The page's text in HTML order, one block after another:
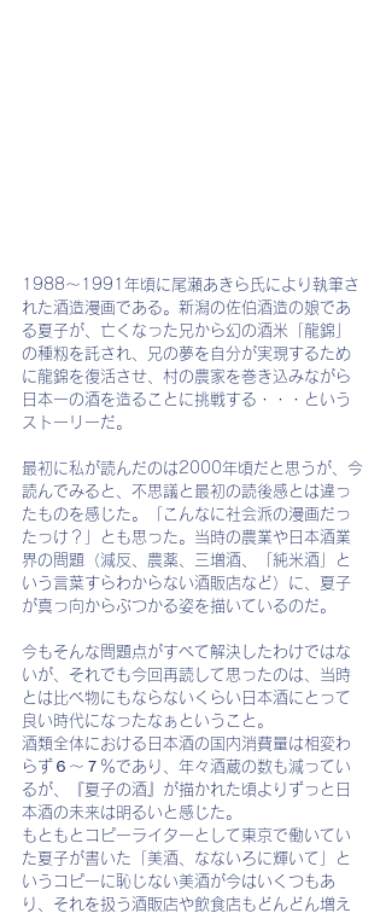
1988～1991年頃に尾瀬あきら氏により執筆さ
れた酒造漫画である。新潟の佐伯酒造の娘であ
る夏子が、亡くなった兄から幻の酒米「龍錦」
の種籾を託され、兄の夢を自分が実現するため
に龍錦を復活させ、村の農家を巻き込みながら
日本一の酒を造ることに挑戦する・・・という
ストーリーだ。
最初に私が読んだのは2000年頃だと思うが、今
読んでみると、不思議と最初の読後感とは違っ
たものを感じた。「こんなに社会派の漫画だっ
たっけ？」とも思った。当時の農業や日本酒業
界の問題（減反、農薬、三増酒、「純米酒」と
いう言葉すらわからない酒販店など）に、夏子
が真っ向からぶつかる姿を描いているのだ。
今もそんな問題点がすべて解決したわけではな
いが、それでも今回再読して思ったのは、当時
とは比べ物にもならないくらい日本酒にとって
良い時代になったなぁということ。
酒類全体における日本酒の国内消費量は相変わ
らず６～７％であり、年々酒蔵の数も減ってい
るが、『夏子の酒』が描かれた頃よりずっと日
本酒の未来は明るいと感じた。
もともとコピーライターとして東京で働いてい
た夏子が書いた「美酒、なないろに輝いて」と
いうコピーに恥じない美酒が今はいくつもあ
り、それを扱う酒販店や飲食店もどんどん増え